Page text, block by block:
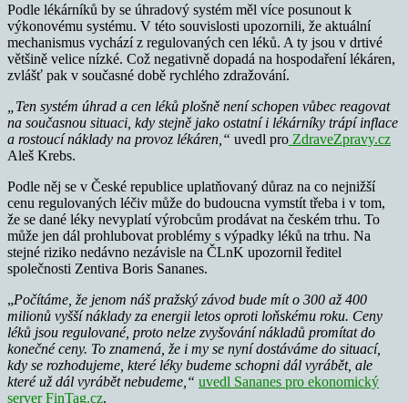
Podle lékárníků by se úhradový systém měl více posunout k
výkonovému systému. V této souvislosti upozornili, že aktuální
mechanismus vychází z regulovaných cen léků. A ty jsou v drtivé
většině velice nízké. Což negativně dopadá na hospodaření lékáren,
zvlášť pak v současné době rychlého zdražování.
„Ten systém úhrad a cen léků plošně není schopen vůbec reagovat
na současnou situaci, kdy stejně jako ostatní i lékárníky trápí inflace
a rostoucí náklady na provoz lékáren,“ uvedl pro ZdraveZpravy.cz
Aleš Krebs.
Podle něj se v České republice uplatňovaný důraz na co nejnižší
cenu regulovaných léčiv může do budoucna vymstít třeba i v tom,
že se dané léky nevyplatí výrobcům prodávat na českém trhu. To
může jen dál prohlubovat problémy s výpadky léků na trhu. Na
stejné riziko nedávno nezávisle na ČLnK upozornil ředitel
společnosti Zentiva Boris Sananes.
„Počítáme, že jenom náš pražský závod bude mít o 300 až 400
milionů vyšší náklady za energii letos oproti loňskému roku. Ceny
léků jsou regulované, proto nelze zvyšování nákladů promítat do
konečné ceny. To znamená, že i my se nyní dostáváme do situací,
kdy se rozhodujeme, které léky budeme schopni dál vyrábět, ale
které už dál vyrábět nebudeme,“ uvedl Sananes pro ekonomický
server FinTag.cz.